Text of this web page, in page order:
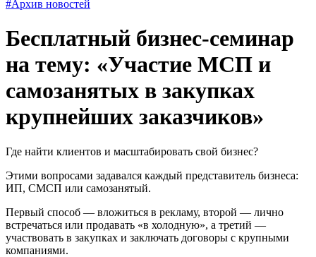
#Архив новостей
Бесплатный бизнес-семинар
на тему: «Участие МСП и
самозанятых в закупках
крупнейших заказчиков»
Где найти клиентов и масштабировать свой бизнес?
Этими вопросами задавался каждый представитель бизнеса:
ИП, СМСП или самозанятый.
Первый способ — вложиться в рекламу, второй — лично
встречаться или продавать «в холодную», а третий —
участвовать в закупках и заключать договоры с крупными
компаниями.